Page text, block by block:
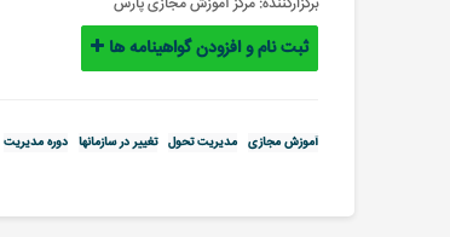
ثبت نام و افزودن گواهینامه ها
آموزش مجازی مدیریت تحول تغییر در سازمانها دوره مدیریت